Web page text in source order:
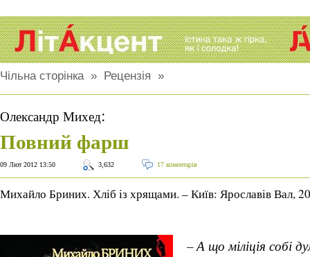
Чільна сторінка» Рецензія »
Олександр Михед:
Повний фарш
09 Лют 2012 13:50 3,632 17 коментарів
Михайло Бриних. Хліб із хрящами. – Київ: Ярославів Вал,
– А що міліція собі